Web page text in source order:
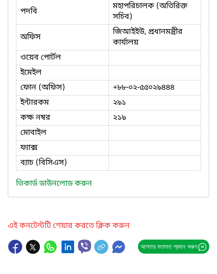
পদবি
মহাপরিচালক (অতিরিক্ত
সচিব)
অফিস
জিআইইউ, প্রধানমন্ত্রীর
কার্যালয়
ওয়েব পোর্টল
ইমেইল
ফোন (অফিস)
+৮৮-০২-৫৫০২৯৪৪৪
ইন্টারকম
২৯১
কক্ষ নম্বর
২১৯
মোবাইল
ফ্যাক্স
ব্যাচ (বিসিএস)
ভিকার্ড ডাউনলোড করুন
এই কনটেন্টটি শেয়ার করতে ক্লিক করুন
আপনার মতামত প্রদান করুন